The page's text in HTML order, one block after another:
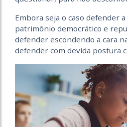
Embora seja o caso defender
patrimônio democrático e
defender escondendo a cara
defender com devida postura